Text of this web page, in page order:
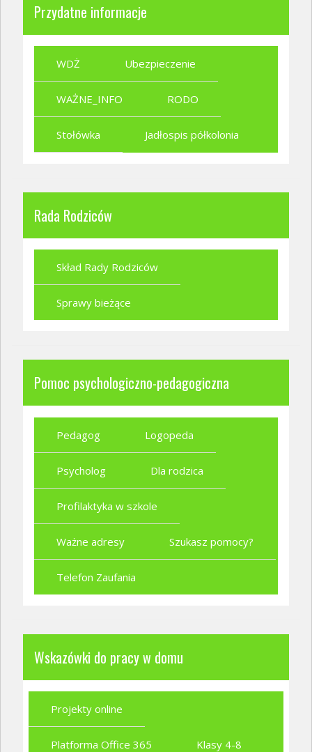
Przydatne informacje
WDŻ Ubezpieczenie
WAŻNE_INFO RODO
Stołówka Jadłospis półkolonia
Rada Rodziców
Skład Rady Rodziców
Sprawy bieżące
Pomoc psychologiczno-pedagogiczna
Pedagog Logopeda
Psycholog Dla rodzica
Profilaktyka w szkole
Ważne adresy Szukasz pomocy?
Telefon Zaufania
Wskazówki do pracy w domu
Projekty online
Platforma Office 365 Klasy 4-8